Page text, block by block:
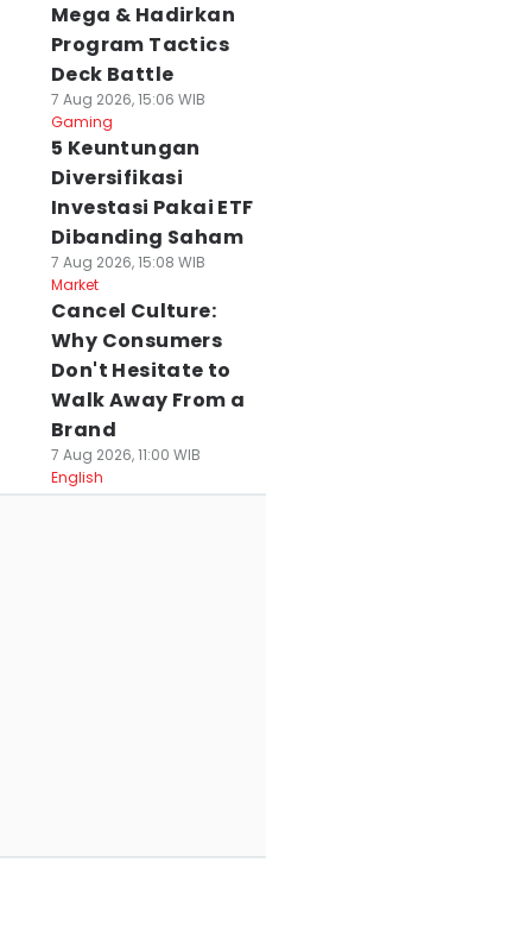
Mega & Hadirkan
Program Tactics
Deck Battle
7 Aug 2026, 15:06 WIB
Gaming
5 Keuntungan
Diversifikasi
Investasi Pakai ETF
Dibanding Saham
7 Aug 2026, 15:08 WIB
Market
Cancel Culture:
Why Consumers
Don't Hesitate to
Walk Away From a
Brand
7 Aug 2026, 11:00 WIB
English